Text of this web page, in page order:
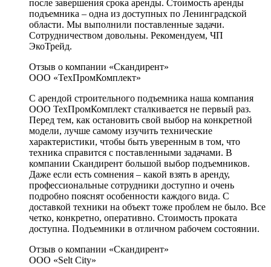
после завершения срока аренды. Стоимость аренды
подъемника – одна из доступных по Ленинградской
области. Мы выполнили поставленные задачи.
Сотрудничеством довольны. Рекомендуем, ЧП
ЭкоТрейд.
Отзыв о компании «Скандирент»
ООО «ТехПромКомплект»
С арендой строительного подъемника наша компания
ООО ТехПромКомплект сталкивается не первый раз.
Перед тем, как остановить свой выбор на конкретной
модели, лучше самому изучить технические
характеристики, чтобы быть уверенным в том, что
техника справится с поставленными задачами. В
компании Скандирент большой выбор подъемников.
Даже если есть сомнения – какой взять в аренду,
профессиональные сотрудники доступно и очень
подробно пояснят особенности каждого вида. С
доставкой техники на объект тоже проблем не было. Все
четко, конкретно, оперативно. Стоимость проката
доступна. Подъемники в отличном рабочем состоянии.
Отзыв о компании «Скандирент»
ООО «Selt City»